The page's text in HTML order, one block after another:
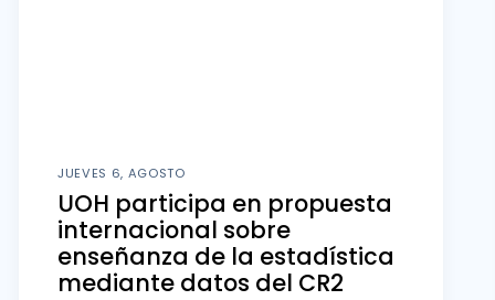
JUEVES 6, AGOSTO
UOH participa en propuesta
internacional sobre
enseñanza de la estadística
mediante datos del CR2